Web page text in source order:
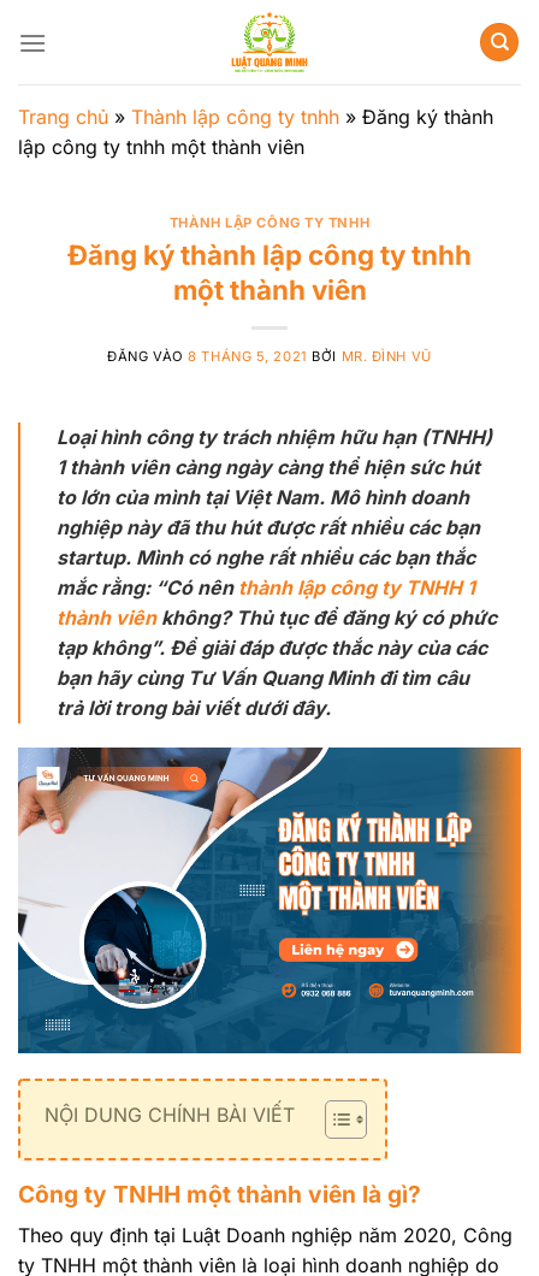
qua
dung
Trang chủ » Thành lập công ty tnhh » Đăng ký thành
lập công ty tnhh một thành viên
THÀNH LẬP CÔNG TY TNHH
Đăng ký thành lập công ty tnhh
một thành viên
ĐĂNG VÀO8 THÁNG 5, 2021 BỞI MR. ĐÌNH VŨ
Loại hình công ty trách nhiệm hữu hạn (TNHH)
1 thành viên càng ngày càng thể hiện sức hút
to lớn của mình tại Việt Nam. Mô hình doanh
nghiệp này đã thu hút được rất nhiều các bạn
startup. Mình có nghe rất nhiều các bạn thắc
mắc rằng: “Có nên thành lập công ty TNHH 1
thành viênkhông? Thủ tục để đăng ký có phức
tạp không”. Để giải đáp được thắc này của các
bạn hãy cùng Tư Vấn Quang Minh đi tìm câu
trả lời trong bài viết dưới đây.
NỘI DUNG CHÍNH BÀI VIẾT
Công ty TNHH một thành viên là gì?
Theo quy định tại Luật Doanh nghiệp năm 2020, Công
ty TNHH một thành viên là loại hình doanh nghiệp do